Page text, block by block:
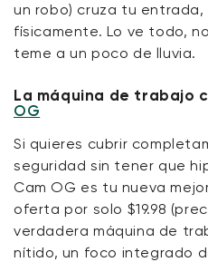
un robo) cruza tu entrada,
físicamente. Lo ve todo,
teme a un poco de lluvia.
La máquina de trabajo
OG
Si quieres cubrir
seguridad sin tener que
Cam OG es tu nueva
oferta por solo $19.98
verdadera máquina de
nítido, un foco integrado